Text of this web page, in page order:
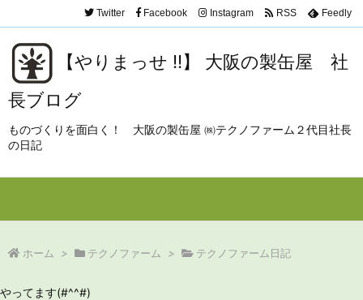
【やりまっせ !!】 大阪の製缶屋 社
長ブログ
ものづくりを面白く！ 大阪の製缶屋 ㈱テクノファーム２代目社長
の日記
Twitter Facebook Instagram RSS Feedly
ホーム > テクノファーム > テクノファーム日記
やってます(#^^#)